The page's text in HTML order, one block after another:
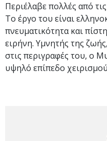
Περιέλαβε πολλές από
Το έργο του είναι
πνευματικότητα και
ειρήνη. Υμνητής της
στις περιγραφές του, ο
υψηλό επίπεδο